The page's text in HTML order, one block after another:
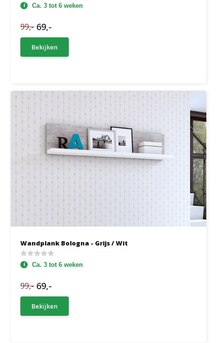
Ca. 3 tot 6 weken
99,- 69,-
Bekijken
Wandplank Bologna - Grijs / Wit
Ca. 3 tot 6 weken
99,- 69,-
Bekijken